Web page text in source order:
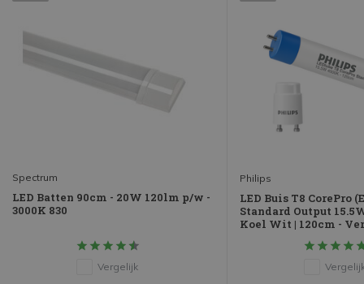
Spectrum
LED Batten 90cm - 20W 120lm p/w -
3000K 830
Vergelijk
Philips
LED Buis T8 CorePro
Standard Output
Koel Wit | 120cm -